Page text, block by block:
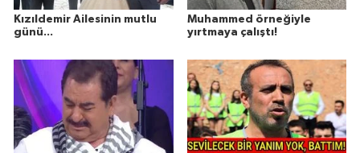
Kızıldemir Ailesinin mutlu
günü...
Muhammed örneğiyle
yırtmaya çalıştı!